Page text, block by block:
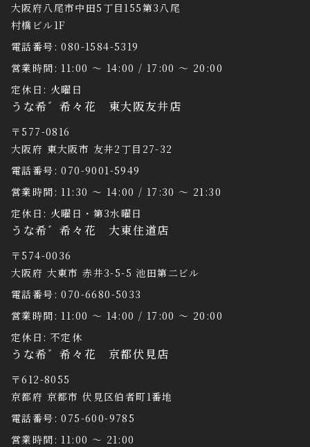
大阪府八尾市中田5丁目155第3八尾
村橋ビル1F
電話番号: 080-1584-5319
営業時間: 11:00 〜 14:00 / 17:00 〜 20:00
定休日: 火曜日
うな希゛希々花 東大阪友井店
〒577-0816
大阪府 東大阪市 友井2丁目27-32
電話番号: 070-9001-5949
営業時間: 11:30 〜 14:00 / 17:30 〜 21:30
定休日: 火曜日・第3水曜日
うな希゛希々花 大東住道店
〒574-0036
大阪府 大東市 赤井3-5-5 池田第二ビル
電話番号: 070-6680-5033
営業時間: 11:00 〜 14:00 / 17:00 〜 20:00
定休日: 不定休
うな希゛希々花 京都伏見店
〒612-8055
京都府 京都市 伏見区伯者町1番地
電話番号: 075-600-9785
営業時間: 11:00 〜 21:00